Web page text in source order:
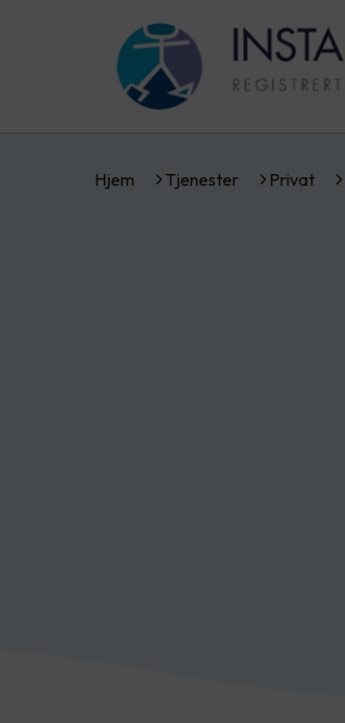
Hjem Tjenester Privat